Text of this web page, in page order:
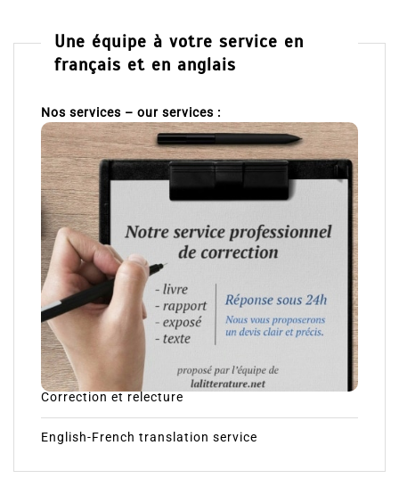
Une équipe à votre service en
français et en anglais
Nos services – our services :
Correction et relecture
English-French translation service